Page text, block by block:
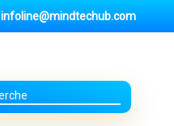
infoline@mindtechub.com